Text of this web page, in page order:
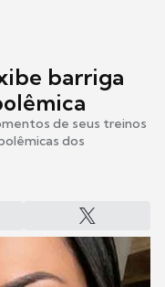
barriga
de seus treinos
dos